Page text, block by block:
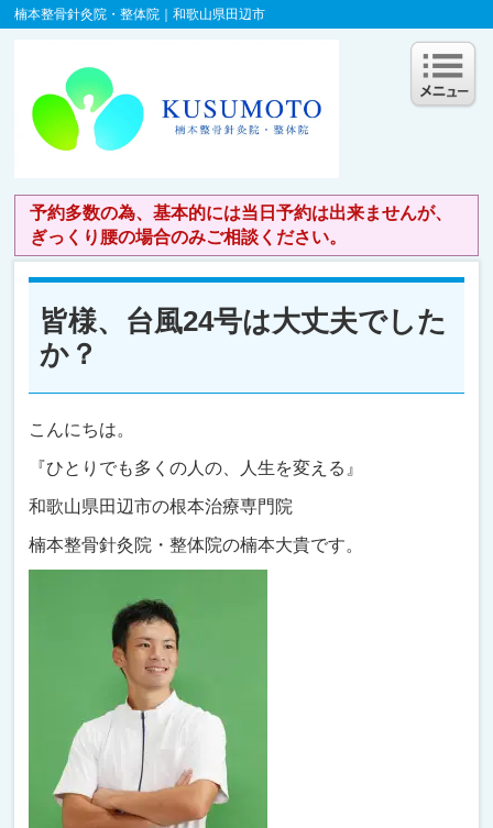
楠本整骨針灸院・整体院｜和歌山県田辺市
予約多数の為、基本的には当日予約は出来ませんが、
ぎっくり腰の場合のみご相談ください。
皆様、台風24号は大丈夫でした
か？
こんにちは。
『ひとりでも多くの人の、人生を変える』
和歌山県田辺市の根本治療専門院
楠本整骨針灸院・整体院の楠本大貴です。